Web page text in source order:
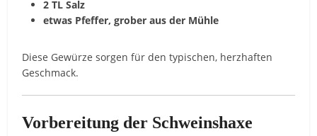
2 TL Salz
etwas Pfeffer, grober aus der Mühle
Diese Gewürze sorgen für den typischen, herzhaften
Geschmack.
Vorbereitung der Schweinshaxe